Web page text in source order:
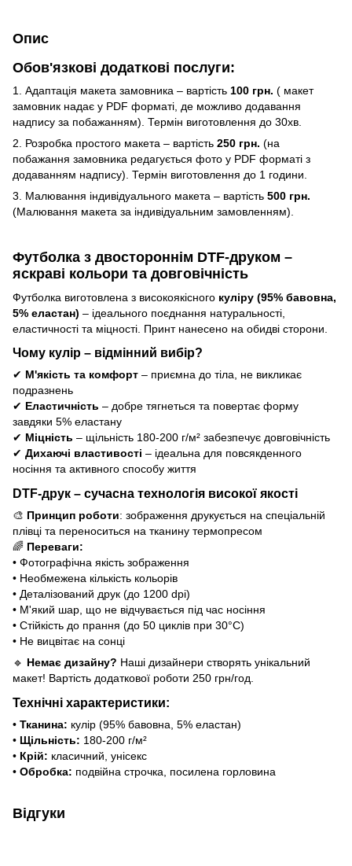
Опис
Обов'язкові додаткові послуги:
1. Адаптація макета замовника – вартість 100 грн. ( макет
замовник надає у PDF форматі, де можливо додавання
надпису за побажанням). Термін виготовлення до 30хв.
2. Розробка простого макета – вартість 250 грн. (на
побажання замовника редагується фото у PDF форматі з
додаванням надпису). Термін виготовлення до 1 години.
3. Малювання індивідуального макета – вартість 500 грн.
(Малювання макета за індивідуальним замовленням).
Футболка з двостороннім DTF-друком –
яскраві кольори та довговічність
Футболка виготовлена з високоякісного куліру (95% бавовна,
5% еластан) – ідеального поєднання натуральності,
еластичності та міцності. Принт нанесено на обидві сторони.
Чому кулір – відмінний вибір?
✔ М'якість та комфорт – приємна до тіла, не викликає
подразнень
✔ Еластичність – добре тягнеться та повертає форму
завдяки 5% еластану
✔ Міцність – щільність 180-200 г/м² забезпечує довговічність
✔ Дихаючі властивості – ідеальна для повсякденного
носіння та активного способу життя
DTF-друк – сучасна технологія високої якості
🎨 Принцип роботи: зображення друкується на спеціальній
плівці та переноситься на тканину термопресом
🌈 Переваги:
• Фотографічна якість зображення
• Необмежена кількість кольорів
• Деталізований друк (до 1200 dpi)
• М'який шар, що не відчувається під час носіння
• Стійкість до прання (до 50 циклів при 30°C)
• Не вицвітає на сонці
🔹 Немає дизайну? Наші дизайнери створять унікальний
макет! Вартість додаткової роботи 250 грн/год.
Технічні характеристики:
• Тканина: кулір (95% бавовна, 5% еластан)
• Щільність: 180-200 г/м²
• Крій: класичний, унісекс
• Обробка: подвійна строчка, посилена горловина
Відгуки